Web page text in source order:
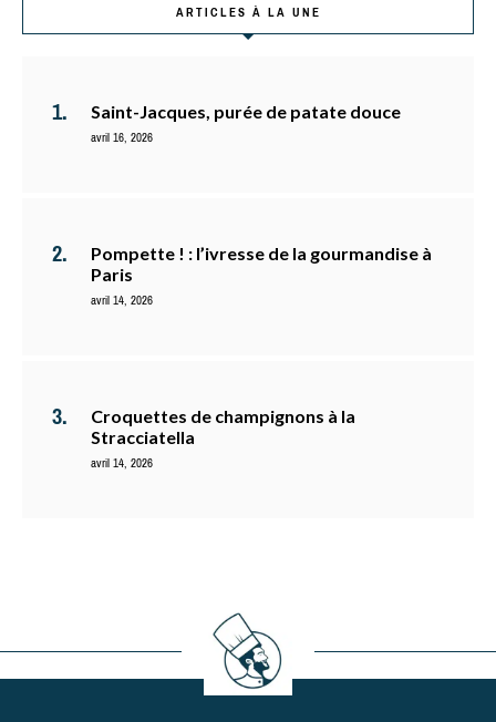
ARTICLES À LA UNE
Saint-Jacques, purée de patate douce
avril 16, 2026
Pompette ! : l’ivresse de la gourmandise à
Paris
avril 14, 2026
Croquettes de champignons à la
Stracciatella
avril 14, 2026